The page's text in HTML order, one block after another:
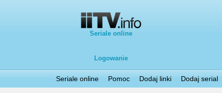
Seriale online
Logowanie
Seriale online Pomoc Dodaj linki Dodaj serial